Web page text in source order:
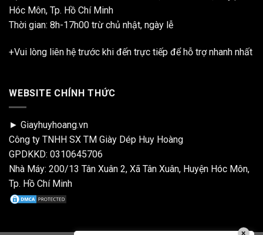
Hóc Môn, Tp. Hồ Chí Minh
Thời gian: 8h-17h00 trừ chủ nhật, ngày lễ
+Vui lòng liên hệ trước khi đến trực tiếp để hỗ trợ nhanh nhất
WEBSITE CHÍNH THỨC
► Giayhuyhoang.vn
Công ty TNHH SX TM Giày Dép Huy Hoàng
GPDKKD: 0310645706
Nhà Máy: 200/13 Tân Xuân 2, Xã Tân Xuân, Huyện Hóc Môn,
Tp. Hồ Chí Minh